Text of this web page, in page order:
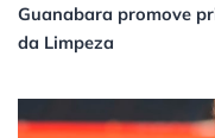
Guanabara promove
da Limpeza